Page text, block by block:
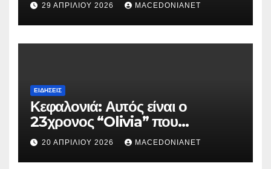
29 ΑΠΡΙΛΊΟΥ 2026 MACEDONIANET
ΕΙΔΉΣΕΙΣ
Κεφαλονιά: Αυτός είναι ο
23χρονος “Olivia” που
κατηγορείται για τον θάνατο της
Μυρτούς
20 ΑΠΡΙΛΊΟΥ 2026 MACEDONIANET